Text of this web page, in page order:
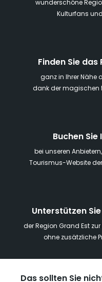
wunderschöne
Kulturfans
Finden Sie
ganz in Ihrer Nähe
dank der magischen
Buchen
bei unseren
Tourismus-Website
Unterstützen
der Region Grand Est
ohne zusätzliche
Das sollten Sie